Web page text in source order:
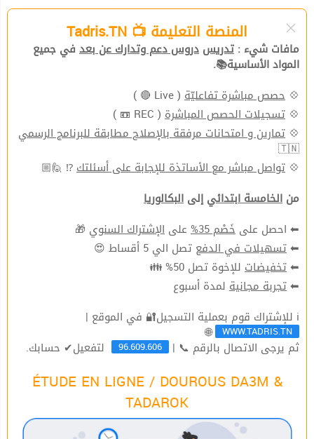
المنصة التعليمة 📺 Tadris.TN
مافات شيء : تدريس دروس دعم وتدارك عن بعد في جميع
المواد الأساسية📚.
💠 حصص مباشرة تفاعليّة ( Live 🔴 )
💠 تسجيلات الحصص المباشرة ( REC 📼 )
💠 تمارين و امتحانات مرفقة بالإصلاح مطابقة للبرنامج الرسمي
🇹🇳
💠 تواصل مباشر مع الأساتذة للإجابة على أسئلتك⁉ 🙋🏼
من الخامسة ابتدائي إلى البكالوريا
⬅ احصل على خَصْم 35% على الإشتراك السنوي 🎁
⬅تسهيلات في الدفع تصل الي 5 أقساط 😍
⬅تخفيضات للإخوة تصل 50% 👪
⬅تجربة مجانية لمدة أسبوع
ℹ للإشتراك قوم بعملية التسجيل🔐 في الموقع |
WWW.TADRIS.TN
🌐
ثم يرجى الاتصال بالرقم 📞 | 96.609.606 لتفعيل✔ حسابك.
ÉTUDE EN LIGNE / DOUROUS DA3M &
TADAROK